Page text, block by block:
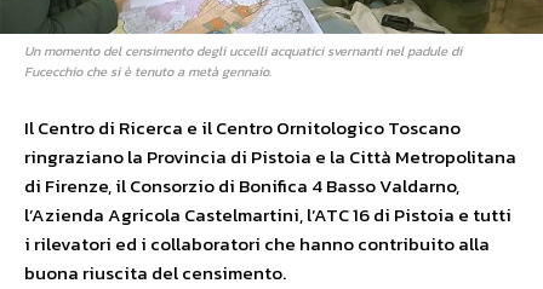
Un momento del censimento degli uccelli acquatici svernanti nel padule di
Fucecchio che si è tenuto a metà gennaio.
Il Centro di Ricerca e il Centro Ornitologico Toscano
ringraziano la Provincia di Pistoia e la Città Metropolitana
di Firenze, il Consorzio di Bonifica 4 Basso Valdarno,
l’Azienda Agricola Castelmartini, l’ATC 16 di Pistoia e tutti
i rilevatori ed i collaboratori che hanno contribuito alla
buona riuscita del censimento.